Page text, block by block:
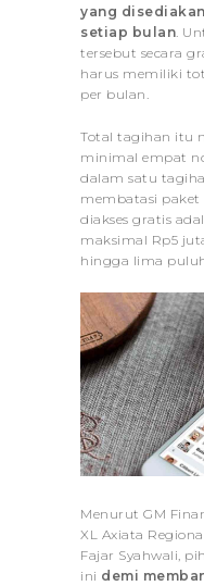
yang
setiap bulan .
tersebut secara
harus memiliki
per bulan.
Total tagihan itu
minimal empat
dalam satu
membatasi paket
diakses gratis
maksimal Rp5
hingga lima
Menurut GM
XL Axiata
Fajar Syahwali,
ini demi